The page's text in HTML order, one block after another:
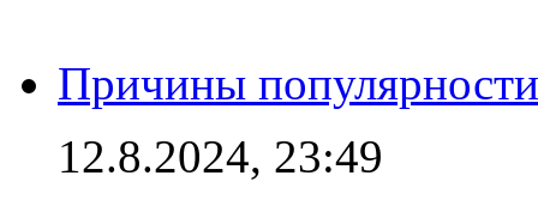
Причины
12.8.2024, 23:49